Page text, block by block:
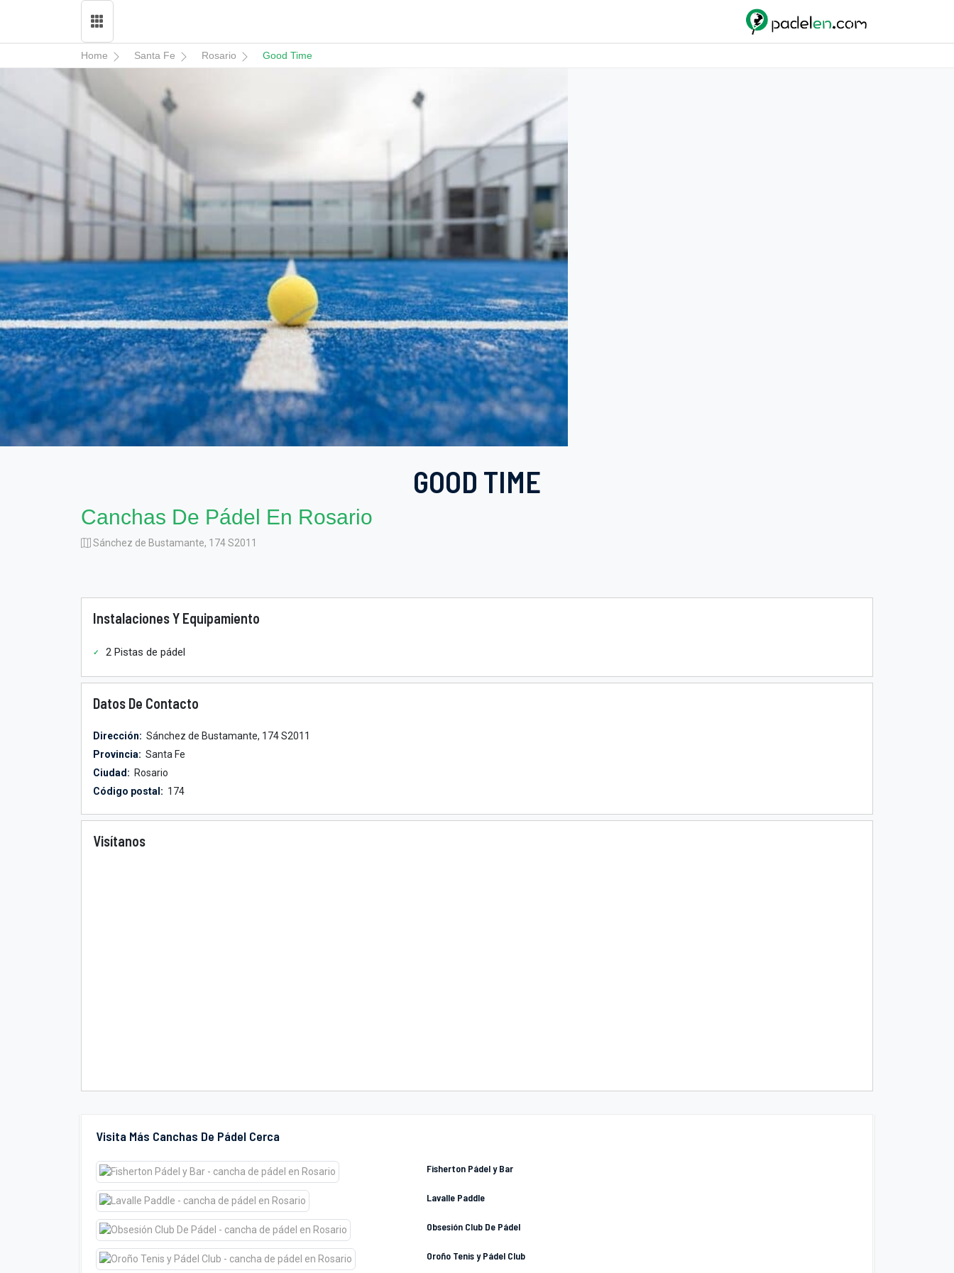
Home Santa Fe Rosario Good Time
GOOD TIME
Canchas De Pádel En Rosario
Sánchez de Bustamante, 174 S2011
Visita Más Canchas De Pádel Cerca
Fisherton Pádel y Bar
Lavalle Paddle
Obsesión Club De Pádel
Oroño Tenis y Pádel Club
Instalaciones Y Equipamiento
2 Pistas de pádel
Datos De Contacto
Dirección: Sánchez de Bustamante, 174 S2011
Provincia: Santa Fe
Ciudad: Rosario
Código postal: 174
Visítanos